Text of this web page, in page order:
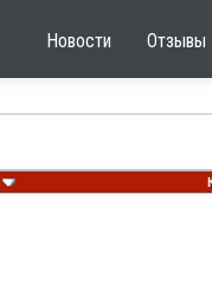
Новости Отзывы